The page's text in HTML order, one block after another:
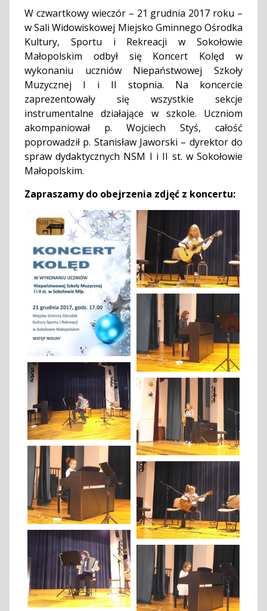
W czwartkowy wieczór – 21 grudnia 2017 roku –
w Sali Widowiskowej Miejsko Gminnego Ośrodka
Kultury, Sportu i Rekreacji w Sokołowie
Małopolskim odbył się Koncert Kolęd w
wykonaniu uczniów Niepaństwowej Szkoły
Muzycznej I i II stopnia. Na koncercie
zaprezentowały się wszystkie sekcje
instrumentalne działające w szkole. Uczniom
akompaniował p. Wojciech Styś, całość
poprowadził p. Stanisław Jaworski – dyrektor do
spraw dydaktycznych NSM I i II st. w Sokołowie
Małopolskim.
Zapraszamy do obejrzenia zdjęć z koncertu: